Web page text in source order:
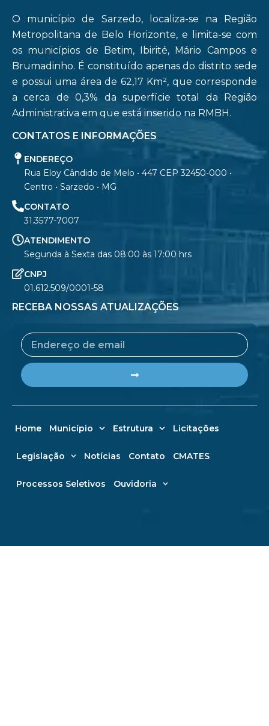
O município de Sarzedo, localiza-se na Região
Metropolitana de Belo Horizonte, e limita-se com
os municípios de Betim, Ibirité, Mário Campos e
Brumadinho. É constituído apenas do distrito sede
e possui uma área de 62,17 Km², que corresponde
a cerca de 0,3% da superfície total da Região
Administrativa em que está inserido na RMBH.
CONTATOS E INFORMAÇÕES
ENDEREÇO
Rua Eloy Cândido de Melo • 447 CEP 32450-000 •
Centro • Sarzedo • MG
CONTATO
31.3577-7007
ATENDIMENTO
Segunda à Sexta das 08:00 às 17:00 hrs
CNPJ
01.612.509/0001-58
RECEBA NOSSAS ATUALIZAÇÕES
Email
Home Município Estrutura Licitações
Legislação Notícias Contato CMATES
Processos Seletivos Ouvidoria